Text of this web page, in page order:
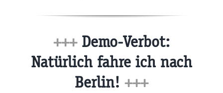
+++Demo-Verbot:
Natürlich fahre ich nach
Berlin! +++